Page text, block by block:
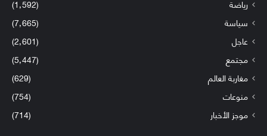
رياضة
(1٬592)
سياسة
(7٬665)
عاجل
(2٬601)
مجتمع
(5٬447)
مغاربة العالم
(629)
منوعات
(754)
موجز الأخبار
(714)